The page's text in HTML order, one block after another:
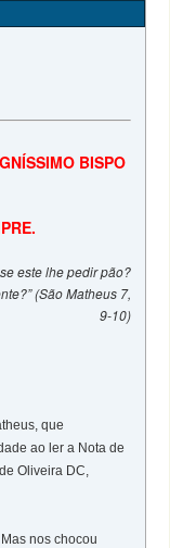
BISPO
este lhe pedir pão?
(São Matheus 7,
9-10)
que
ao ler a Nota de
Oliveira DC,
nos chocou